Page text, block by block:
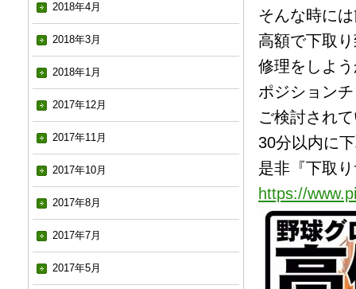
2018年4月
2018年3月
2018年1月
2017年12月
2017年11月
2017年10月
2017年8月
2017年7月
2017年5月
そんな時に
高額で下取り
修理をしよ
ポジション
ご検討され
30分以内に
是非『下取
https://